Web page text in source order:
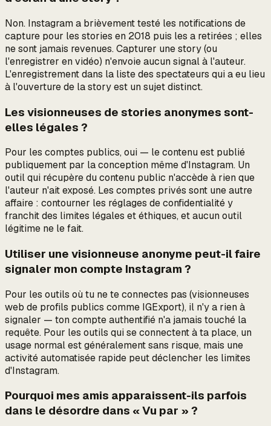
Non. Instagram a brièvement testé les notifications de
capture pour les stories en 2018 puis les a retirées ; elles
ne sont jamais revenues. Capturer une story (ou
l'enregistrer en vidéo) n'envoie aucun signal à l'auteur.
L'enregistrement dans la liste des spectateurs qui a eu lieu
à l'ouverturede la story est un sujet distinct.
Les visionneuses de stories anonymes sont-
elles légales ?
Pour les comptes publics, oui — le contenu est publié
publiquement par la conception même d'Instagram. Un
outil qui récupère du contenu public n'accède à rien que
l'auteur n'ait exposé. Les comptes privés sont une autre
affaire : contourner les réglages de confidentialité y
franchit des limites légales et éthiques, et aucun outil
légitime ne le fait.
Utiliser une visionneuse anonyme peut-il faire
signaler mon compte Instagram ?
Pour les outils où tu ne te connectes pas (visionneuses
web de profils publics comme IGExport), il n'y a rien à
signaler — ton compte authentifié n'a jamais touché la
requête. Pour les outils qui se connectent à ta place, un
usage normal est généralement sans risque, mais une
activité automatisée rapide peut déclencher les limites
d'Instagram.
Pourquoi mes amis apparaissent-ils parfois
dans le désordre dans « Vu par » ?